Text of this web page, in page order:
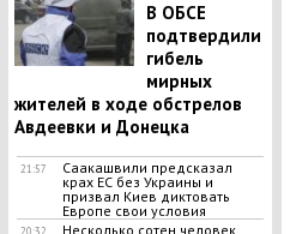
В ОБСЕ
подтвердили
гибель
мирных
жителей в ходе обстрелов
Авдеевки и Донецка
21:57
Саакашвили предсказал
крах ЕС без Украины и
призвал Киев диктовать
Европе свои условия
20:32
Несколько сотен человек